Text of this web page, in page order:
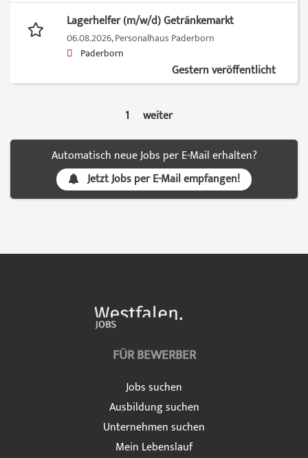
Lagerhelfer (m/w/d) Getränkemarkt
06.08.2026,Personalhaus Paderborn
Paderborn
Gestern veröffentlicht
1 weiter
Automatisch neue Jobs per E-Mail erhalten?
Jetzt Jobs per E-Mail empfangen!
FÜR BEWERBER
Jobs suchen
Ausbildung suchen
Unternehmen suchen
Mein Lebenslauf